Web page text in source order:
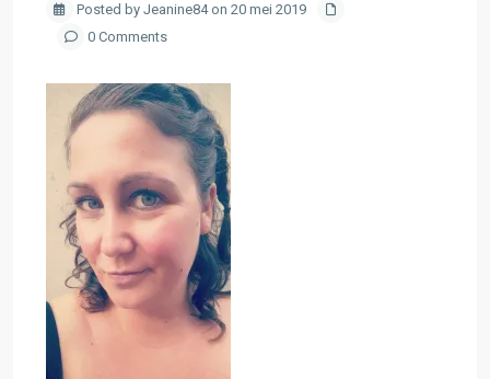
Posted by Jeanine84 on 20 mei 2019
0 Comments